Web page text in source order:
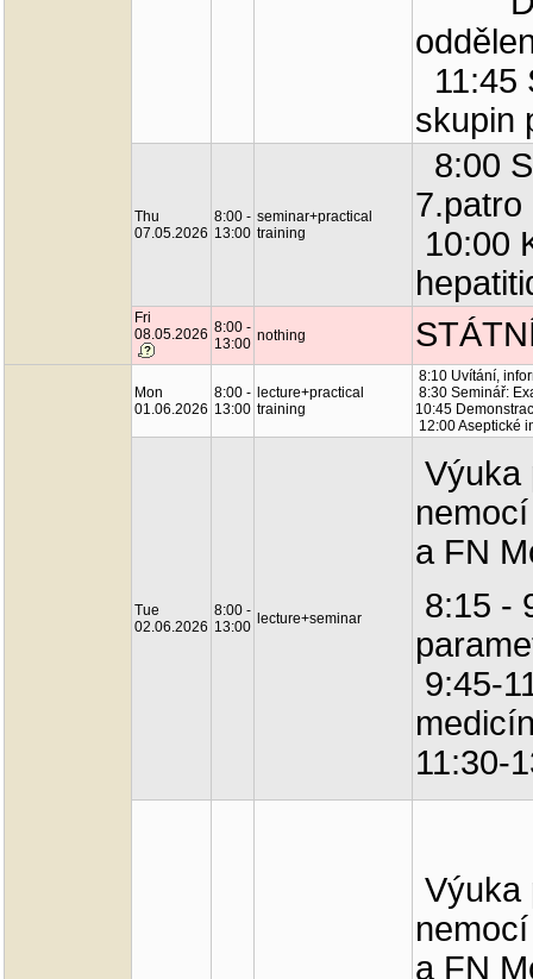
11:45
skupin
Thu
07.05.2026
8:00 -
13:00
seminar+practical
training
8:00
7.patro
10:00
Fri
08.05.2026 8:00 -
13:00 nothing
Mon
01.06.2026
8:00 -
13:00
lecture+practical
training
8:10 Uvítání,
8:30 Seminář:
10:45
12:00 Aseptické
Tue
02.06.2026
8:00 -
13:00 lecture+seminar
Výuka
a FN
8:15 -
9:45-
11:30-
Výuka
a FN